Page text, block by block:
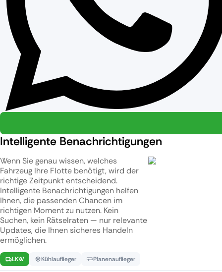
Intelligente Benachrichtigungen
Wenn Sie genau wissen, welches
Fahrzeug Ihre Flotte benötigt, wird der
richtige Zeitpunkt entscheidend.
Intelligente Benachrichtigungen helfen
Ihnen, die passenden Chancen im
richtigen Moment zu nutzen. Kein
Suchen, kein Rätselraten — nur relevante
Updates, die Ihnen sicheres Handeln
ermöglichen.
LKW Kühlauflieger Planenauflieger